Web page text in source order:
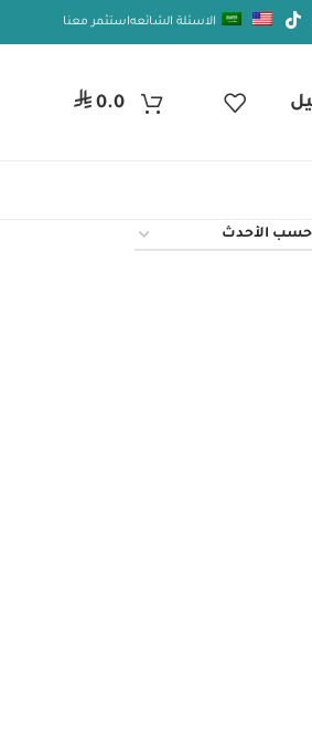
الاسئلة الشائعهاستثمر معنا
ر.س0.0